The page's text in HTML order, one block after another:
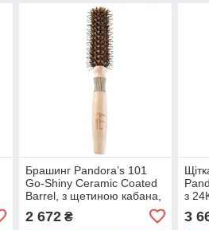
Брашинг Pandora’s 101
Go-Shiny Ceramic Coated
Barrel, з щетиною кабана,
2 672₴
з
3